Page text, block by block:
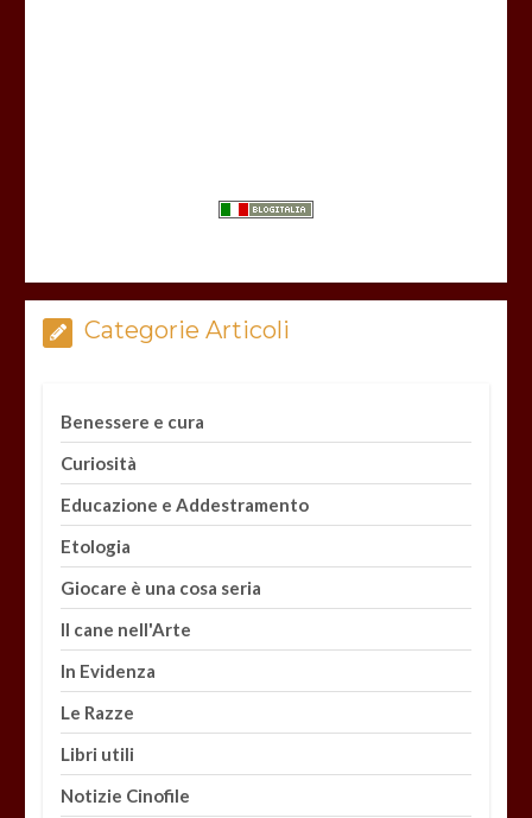
Categorie Articoli
Benessere e cura
Curiosità
Educazione e Addestramento
Etologia
Giocare è una cosa seria
Il cane nell'Arte
In Evidenza
Le Razze
Libri utili
Notizie Cinofile